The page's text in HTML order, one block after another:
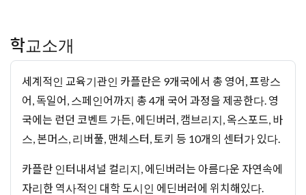
학교소개
세계적인 교육기관인 카플란은 9개국에서 총 영어, 프랑스
어, 독일어, 스페인어까지 총 4개 국어 과정을 제공한다. 영
국에는 런던 코벤트 가든, 에딘버러, 캠브리지, 옥스포드, 바
스, 본머스, 리버풀, 맨체스터, 토키 등 10개의 센터가 있다.
카플란 인터내셔널 컬리지, 에딘버러는 아름다운 자연속에
자리한 역사적인 대학 도시인 에딘버러에 위치해있다.